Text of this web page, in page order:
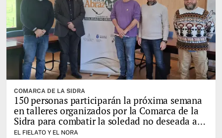
COMARCA DE LA SIDRA
150 personas participarán la próxima semana
en talleres organizados por la Comarca de la
Sidra para combatir la soledad no deseada a
través del juego
EL FIELATO Y EL NORA